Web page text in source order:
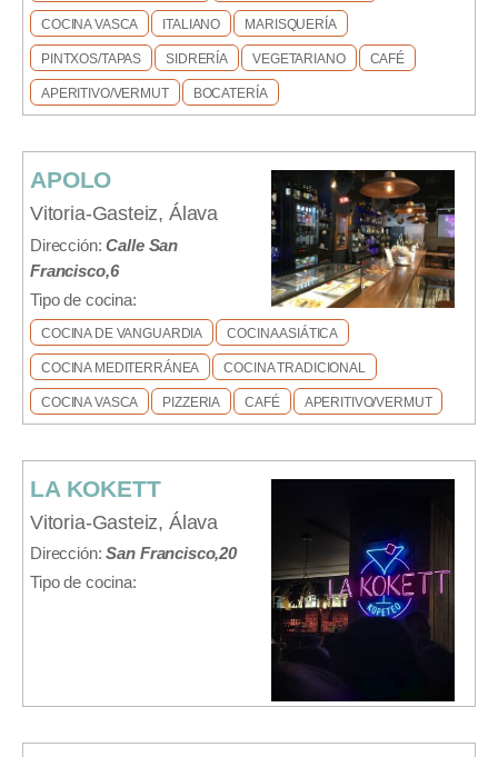
COCINA VASCA ITALIANO MARISQUERÍA
PINTXOS/TAPAS SIDRERÍA VEGETARIANO CAFÉ
APERITIVO/VERMUT BOCATERÍA
APOLO
Vitoria-Gasteiz, Álava
Dirección:Calle San
Francisco,6
Tipo de cocina:
COCINA DE VANGUARDIA COCINA ASIÁTICA
COCINA MEDITERRÁNEA COCINA TRADICIONAL
COCINA VASCA PIZZERIA CAFÉ APERITIVO/VERMUT
LA KOKETT
Vitoria-Gasteiz, Álava
Dirección:San Francisco,20
Tipo de cocina: